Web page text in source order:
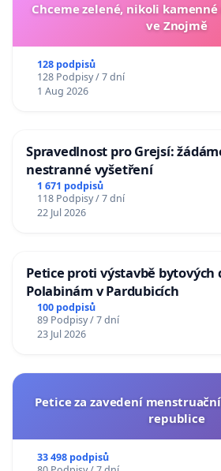
Chceme zelené, nikoli
ve Znojmě
128 podpisů
128 Podpisy / 7 dní
1 Aug 2026
Spravedlnost pro Grejsí:
nestranné vyšetření
1 671 podpisů
118 Podpisy / 7 dní
22 Jul 2026
Petice proti výstavbě bytových
Polabinám v Pardubicích
100 podpisů
89 Podpisy / 7 dní
23 Jul 2026
Petice za zavedení
republice
33 498 podpisů